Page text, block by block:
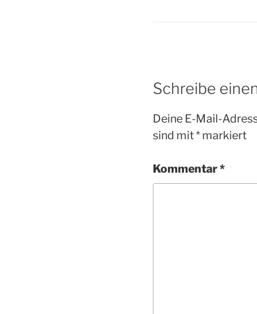
Schreibe
Deine E-Mail-
sind mit* markiert
Kommentar*